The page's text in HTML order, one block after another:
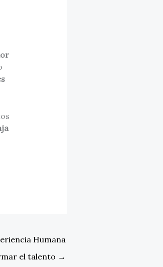
Humana
el talento →